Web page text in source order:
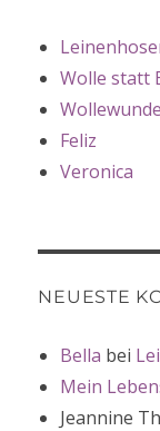
Wolle statt
Feliz
Veronica
NEUESTE
Bella bei
Mein
Jeannine